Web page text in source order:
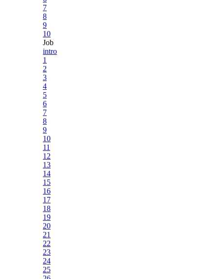
7
8
9
10
Job
intro
1
2
3
4
5
6
7
8
9
10
11
12
13
14
15
16
17
18
19
20
21
22
23
24
25